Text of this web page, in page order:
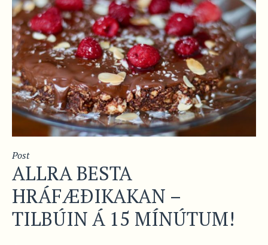
Post
ALLRA BESTA
HRÁFÆÐIKAKAN –
TILBÚIN Á 15 MÍNÚTUM!